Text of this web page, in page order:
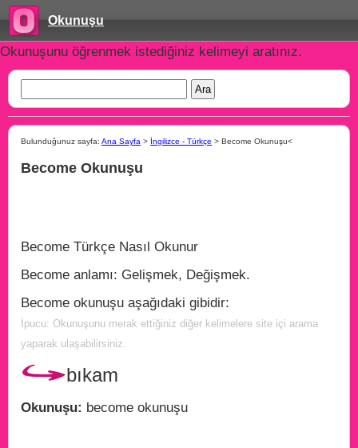
Okunuşu
Okunuşunu öğrenmek istediğiniz kelimeyi aratınız.
Bulunduğunuz sayfa: Ana Sayfa > İngilizce - Türkçe > Become Okunuşu<
Become Okunuşu
Become Türkçe Nasıl Okunur
Become anlamı: Gelişmek, Değişmek.
Become okunuşu aşağıdaki gibidir:
İpucu: Okunuşunu merak ettiğiniz diğer kelimelere site içi arama
yaparak ulaşabilirsiniz.
bıkam
Okunuşu: become okunuşu